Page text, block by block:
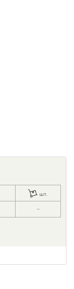
шт.
--